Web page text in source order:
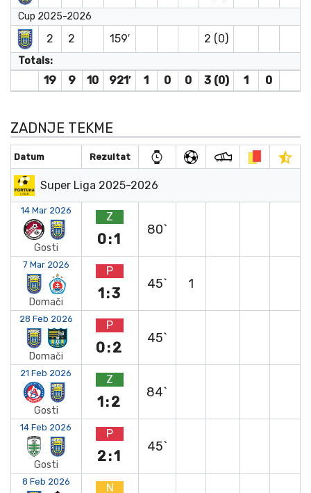
Cup 2025-2026
2 2 159′ 2 (0)
Totals:
19 9 10 921′ 1 0 0 3 (0) 1 0
ZADNJE TEKME
Datum Rezultat
Super Liga 2025-2026
14 Mar 2026
Gosti
Z
0:1
80`
7 Mar 2026
Domači
P
1:3
45` 1
28 Feb 2026
Domači
P
0:2
45`
21 Feb 2026
Gosti
Z
1:2
84`
14 Feb 2026
Gosti
P
2:1
45`
8 Feb 2026 N